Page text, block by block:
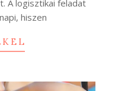
A logisztikai feladat
hiszen